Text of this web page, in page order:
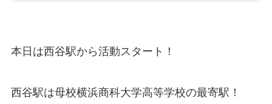
本日は西谷駅から活動スタート！
西谷駅は母校横浜商科大学高等学校の最寄駅！